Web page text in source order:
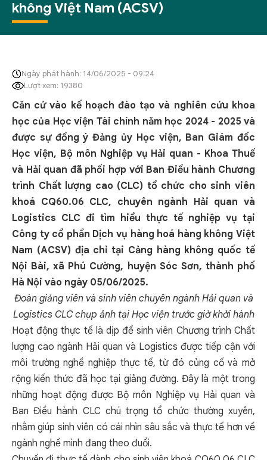
không Việt Nam (ACSV)
Ngày phát hành: 14/06/2025 - 09:24
Lượt xem: 19380
Căn cứ vào kế hoạch đào tạo và nghiên cứu khoa
học của Học viện Tài chính năm học 2024 - 2025 và
được sự đồng ý Đảng ủy Học viện, Ban Giám đốc
Học viện, Bộ môn Nghiệp vụ Hải quan - Khoa Thuế
và Hải quan đã phối hợp với Ban Điều hành Chương
trình Chất lượng cao (CLC) tổ chức cho sinh viên
khoá CQ60.06 CLC, chuyên ngành Hải quan và
Logistics CLC đi tìm hiểu thực tế nghiệp vụ tại
Công ty cổ phần Dịch vụ hàng hoá hàng không Việt
Nam (ACSV) địa chỉ tại Cảng hàng không quốc tế
Nội Bài, xã Phú Cường, huyện Sóc Sơn, thành phố
Hà Nội vào ngày 05/06/2025.
Đoàn giảng viên và sinh viên chuyên ngành Hải quan và
Logistics CLC chụp ảnh tại Học viện trước giờ khởi hành
Hoạt động thực tế là dịp để sinh viên Chương trình Chất
lượng cao ngành Hải quan và Logistics được tiếp cận với
môi trường nghề nghiệp thực tế, từ đó củng cố và mở
rộng kiến thức đã học tại giảng đường. Đây là một trong
những hoạt động được Bộ môn Nghiệp vụ Hải quan và
Ban Điều hành CLC chú trọng tổ chức thường xuyên,
nhằm giúp sinh viên có cái nhìn sâu sắc và thực tế hơn về
ngành nghề mình đang theo đuổi.